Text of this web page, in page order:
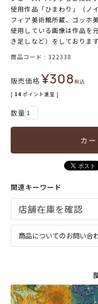
使用作品「ひまわり」（ノ
フィア美術館所蔵、ゴッホ
使用している画像は作品を
き足しなど）をしております
商品コード 322338
販売価格 ¥308税込
[ 14 ポイント進呈 ]
カ
関連キーワード
商品についてのお問い合